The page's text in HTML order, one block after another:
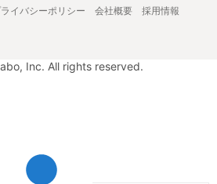
イバシーポリシー 会社概要
採用情報
Inc. All rights reserved.